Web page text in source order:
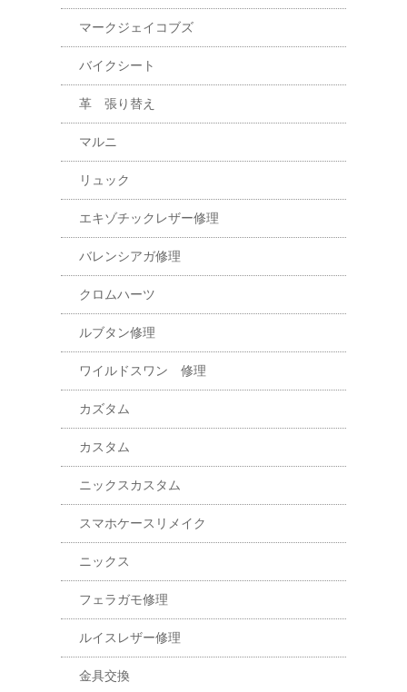
マークジェイコブズ
バイクシート
革 張り替え
マルニ
リュック
エキゾチックレザー修理
バレンシアガ修理
クロムハーツ
ルブタン修理
ワイルドスワン 修理
カズタム
カスタム
ニックスカスタム
スマホケースリメイク
ニックス
フェラガモ修理
ルイスレザー修理
金具交換